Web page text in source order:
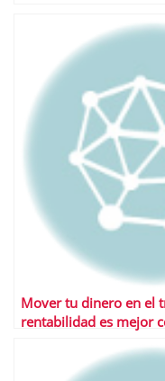
Mover tu dinero en el
rentabilidad es mejor